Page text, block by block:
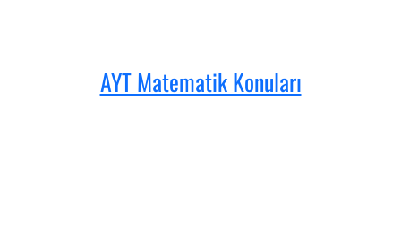
AYT Matematik Konuları